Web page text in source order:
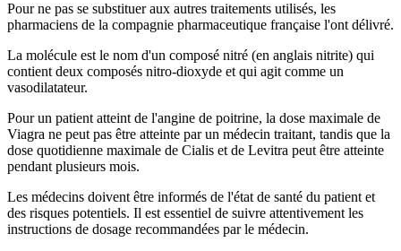
Pour ne pas se substituer aux autres traitements utilisés, les
pharmaciens de la compagnie pharmaceutique française l'ont délivré.
La molécule est le nom d'un composé nitré (en anglais nitrite) qui
contient deux composés nitro-dioxyde et qui agit comme un
vasodilatateur.
Pour un patient atteint de l'angine de poitrine, la dose maximale de
Viagra ne peut pas être atteinte par un médecin traitant, tandis que la
dose quotidienne maximale de Cialis et de Levitra peut être atteinte
pendant plusieurs mois.
Les médecins doivent être informés de l'état de santé du patient et
des risques potentiels. Il est essentiel de suivre attentivement les
instructions de dosage recommandées par le médecin.